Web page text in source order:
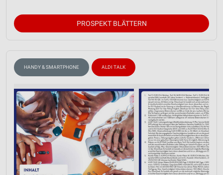
PROSPEKT BLÄTTERN
HANDY & SMARTPHONE ALDI TALK